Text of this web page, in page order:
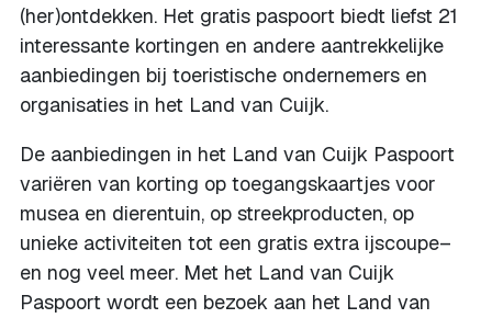
(her)ontdekken. Het gratis paspoort biedt liefst 21
interessante kortingen en andere aantrekkelijke
aanbiedingen bij toeristische ondernemers en
organisaties in het Land van Cuijk.
De aanbiedingen in het Land van Cuijk Paspoort
variëren van korting op toegangskaartjes voor
musea en dierentuin, op streekproducten, op
unieke activiteiten tot een gratis extra ijscoupe–
en nog veel meer. Met het Land van Cuijk
Paspoort wordt een bezoek aan het Land van